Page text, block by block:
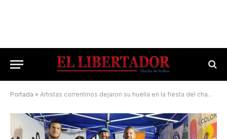
Portada » Artistas correntinos dejaron su huella en la fiesta del chamamé